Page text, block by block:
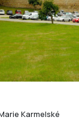
Karmelské